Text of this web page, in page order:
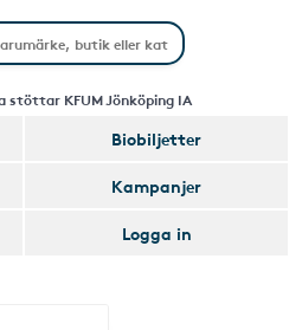
stöttar KFUM Jönköping IA
Biobiljetter
Kampanjer
Logga in